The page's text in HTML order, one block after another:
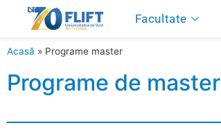
Facultate
Acasă » Programe master
Programe de master